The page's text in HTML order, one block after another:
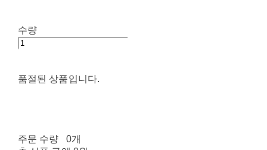
수량
품절된 상품입니다.
주문 수량
0개